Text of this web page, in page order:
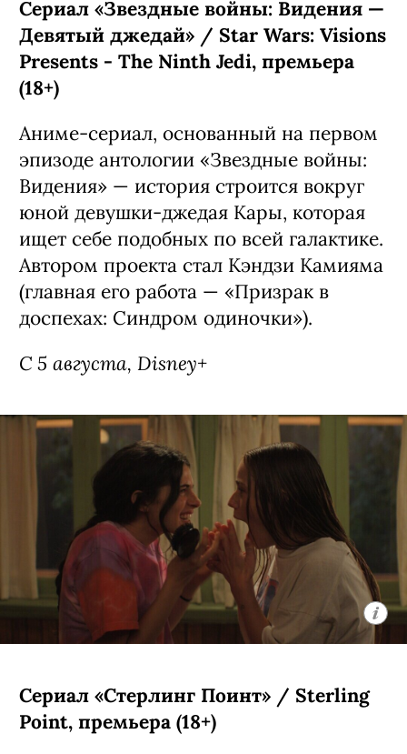
Сериал «Звездные войны: Видения —
Девятый джедай» / Star Wars: Visions
Presents - The Ninth Jedi, премьера
(18+)
Аниме-сериал, основанный на первом
эпизоде антологии «Звездные войны:
Видения» — история строится вокруг
юной девушки-джедая Кары, которая
ищет себе подобных по всей галактике.
Автором проекта стал Кэндзи Камияма
(главная его работа — «Призрак в
доспехах: Синдром одиночки»).
С 5 августа, Disney+
Сериал «Стерлинг Поинт» / Sterling
Point, премьера (18+)